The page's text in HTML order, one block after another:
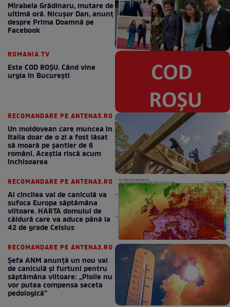
Mirabela Grădinaru, mutare de
ultimă oră. Nicuşor Dan, anunţ
despre Prima Doamnă pe
Facebook
ROMANIA TV
Este COD ROŞU. Când vine
urgia în Bucureşti
RECOMANDARE PE ANTENA3.RO
Un moldovean care muncea în
Italia doar de o zi a fost lăsat
să moară pe şantier de 6
români. Aceștia riscă acum
închisoarea
RECOMANDARE PE ANTENA3.RO
Al cincilea val de caniculă va
sufoca Europa săptămâna
viitoare. HARTA domului de
căldură care va aduce până la
42 de grade Celsius
RECOMANDARE PE ANTENA3.RO
Șefa ANM anunță un nou val
de caniculă și furtuni pentru
săptămâna viitoare: „Ploile nu
vor putea compensa seceta
pedologică”